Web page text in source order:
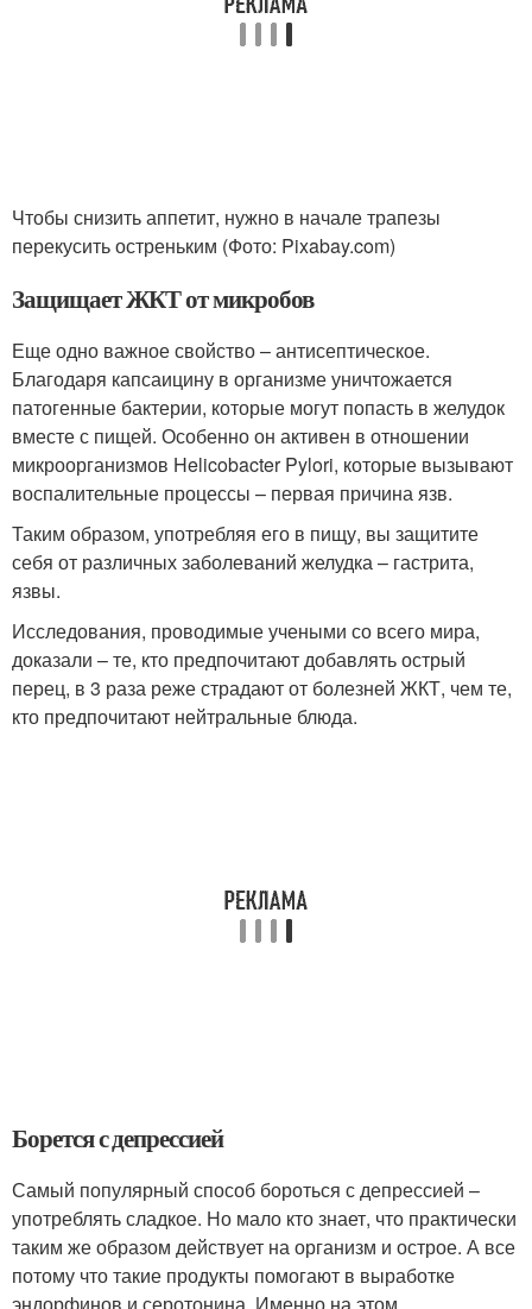
Чтобы снизить аппетит, нужно в начале трапезы
перекусить остреньким (Фото: Pixabay.com)
Защищает ЖКТ от микробов
Еще одно важное свойство – антисептическое.
Благодаря капсаицину в организме уничтожается
патогенные бактерии, которые могут попасть в желудок
вместе с пищей. Особенно он активен в отношении
микроорганизмов Helicobacter Pylori, которые вызывают
воспалительные процессы – первая причина язв.
Таким образом, употребляя его в пищу, вы защитите
себя от различных заболеваний желудка – гастрита,
язвы.
Исследования, проводимые учеными со всего мира,
доказали – те, кто предпочитают добавлять острый
перец, в 3 раза реже страдают от болезней ЖКТ, чем те,
кто предпочитают нейтральные блюда.
Борется с депрессией
Самый популярный способ бороться с депрессией –
употреблять сладкое. Но мало кто знает, что практически
таким же образом действует на организм и острое. А все
потому что такие продукты помогают в выработке
эндорфинов и серотонина. Именно на этом